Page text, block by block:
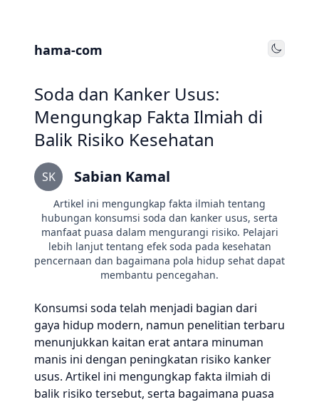
hama-com Toggle
Soda dan Kanker Usus:
Mengungkap Fakta Ilmiah di
Balik Risiko Kesehatan
SK Sabian Kamal
Artikel ini mengungkap fakta ilmiah tentang
hubungan konsumsi soda dan kanker usus, serta
manfaat puasa dalam mengurangi risiko. Pelajari
lebih lanjut tentang efek soda pada kesehatan
pencernaan dan bagaimana pola hidup sehat dapat
membantu pencegahan.
Konsumsi soda telah menjadi bagian dari
gaya hidup modern, namun penelitian terbaru
menunjukkan kaitan erat antara minuman
manis ini dengan peningkatan risiko kanker
usus. Artikel ini mengungkap fakta ilmiah di
balik risiko tersebut, serta bagaimana puasa